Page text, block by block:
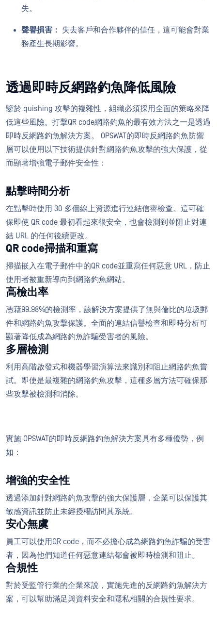
失。
聲譽損害：
失去客戶和合作夥伴的信任，這可能會對業
務產生長期影響。
透過即時反網路釣魚降低風險
鑒於 quishing 攻擊的複雜性，組織必須採用全面的策略來降
低這些風險。打擊QR code網路釣魚的最有效方法之一是透過
即時反網路釣魚解決方案。 OPSWAT的即時反網路釣魚防禦
層可以使用以下技術提供針對網路釣魚攻擊的強大保護，從
而顯著增強電子郵件安全性：
點擊時間分析
在點擊時使用 30 多個線上資源進行連結信譽檢查。這可確
保即使 QR code 最初看起來很安全，也會檢測到並阻止對連
結 URL 的任何後續更改。
QR code掃描和重寫
掃描嵌入在電子郵件中的QR code並重寫任何惡意 URL，防止
使用者被重新導向到網路釣魚網站。
高檢出率
憑藉99.98%的檢測率，該解決方案提供了無與倫比的垃圾郵
件和網路釣魚攻擊保護。全面的連結信譽檢查和即時分析可
顯著降低成為網路釣魚詐騙受害者的風險。
多層檢測
利用高階啟發式和機器學習演算法來識別和阻止網路釣魚嘗
試。即使是最複雜的網路釣魚攻擊，這種多層方法可確保那
些攻擊被檢測和消除。
實施 OPSWAT的即時反網路釣魚解決方案具有多種優勢，例
如：
增強的安全性
透過添加針對網路釣魚攻擊的強大保護層，企業可以保護其
敏感資訊並防止未經授權訪問其系統。
安心無虞
員工可以使用QR code，而不必擔心成為網路釣魚詐騙的受害
者，因為他們知道任何惡意連結都會被即時檢測和阻止。
合規性
對於受監管行業的企業來說，實施先進的反網路釣魚解決方
案，可以幫助滿足與資料安全和隱私相關的合規性要求。